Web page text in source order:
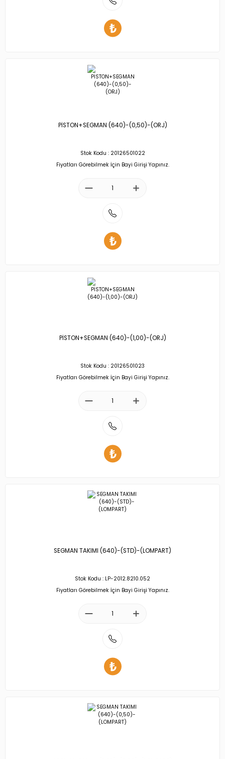
PİSTON+SEGMAN (640)-(0,50)-(ORJ)
Stok Kodu : 20126501022
Fiyatları Görebilmek İçin Bayi Girişi Yapınız.
PİSTON+SEGMAN (640)-(1,00)-(ORJ)
Stok Kodu : 20126501023
Fiyatları Görebilmek İçin Bayi Girişi Yapınız.
SEGMAN TAKIMI (640)-(STD)-(LOMPART)
Stok Kodu : LP-2012.8210.052
Fiyatları Görebilmek İçin Bayi Girişi Yapınız.